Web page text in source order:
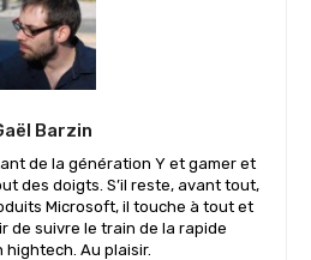
Barzin
de la génération Y et gamer et
des doigts. S’il reste, avant tout,
Microsoft, il touche à tout et
de suivre le train de la rapide
hightech. Au plaisir.